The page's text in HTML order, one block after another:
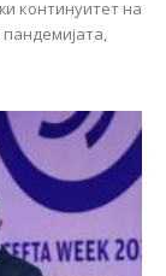
континуитет на